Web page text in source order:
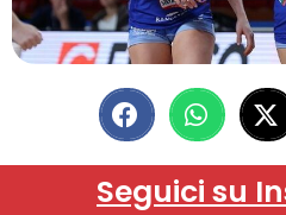
Seguici su